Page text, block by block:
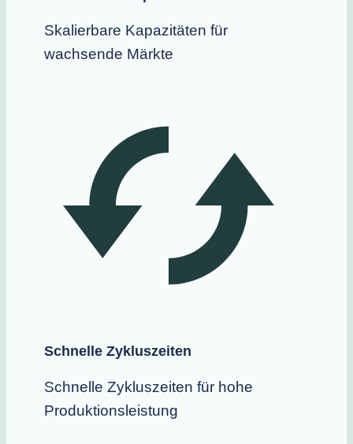
Skalierbare Kapazitäten für
wachsende Märkte
Schnelle Zykluszeiten
Schnelle Zykluszeiten für hohe
Produktionsleistung